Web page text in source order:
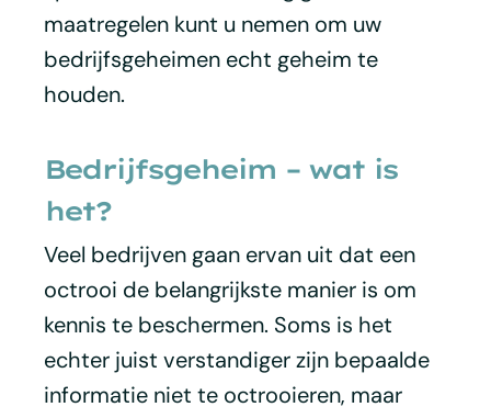
maatregelen kunt u nemen om uw
bedrijfsgeheimen echt geheim te
houden.
Bedrijfsgeheim – wat is
het?
Veel bedrijven gaan ervan uit dat een
octrooi de belangrijkste manier is om
kennis te beschermen. Soms is het
echter juist verstandiger zijn bepaalde
informatie niet te octrooieren, maar